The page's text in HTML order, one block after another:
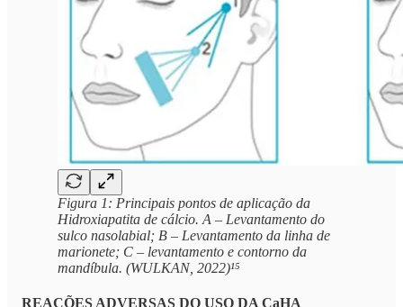
Figura 1: Principais pontos de aplicação da
Hidroxiapatita de cálcio. A – Levantamento do
sulco nasolabial; B – Levantamento da linha de
marionete; C – levantamento e contorno da
mandíbula. (WULKAN, 2022)¹⁵
REAÇÕES ADVERSAS DO USO DA CaHA